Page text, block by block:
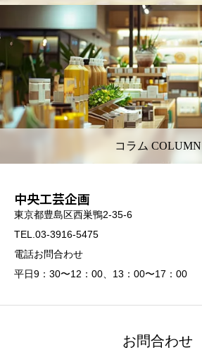
コラム COLUMN
中央工芸企画
東京都豊島区西巣鴨2-35-6
TEL.03-3916-5475
電話お問合わせ
平日9：30〜12：00、13：00〜17：00
お問合わせ